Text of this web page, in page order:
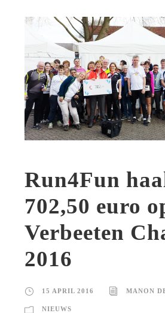
Run4Fun
702,50 euro
Verbeeten
2016
15 APRIL 2016 MANON
NIEUWS